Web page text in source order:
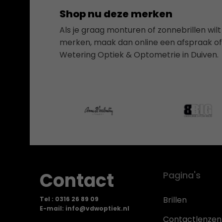
Shop nu deze merken
Als je graag monturen of zonnebrillen
merken, maak dan online een afspraak
Wetering Optiek & Optometrie in Duiven.
Contact
Tel : 0316 26 89 09
E-mail: info@vdwoptiek.nl
Pagina's
Brillen
Contactlenzen